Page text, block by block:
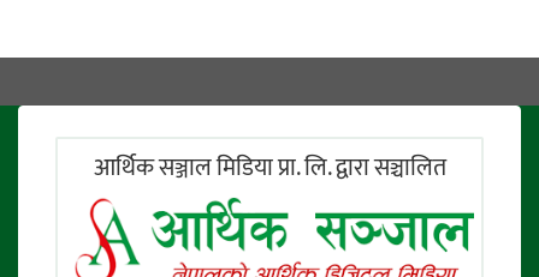
आर्थिक सञ्जाल मिडिया प्रा. लि. द्वारा सञ्चालित